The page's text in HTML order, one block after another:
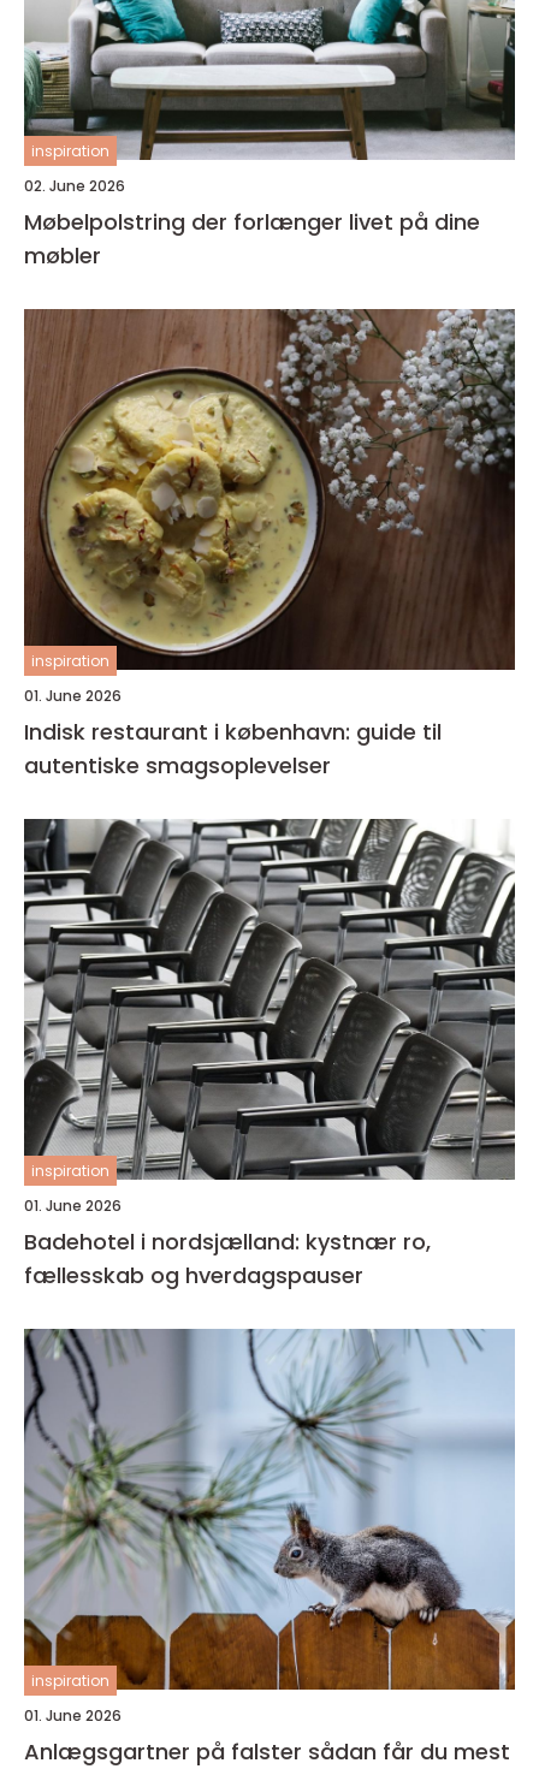
inspiration
02. June 2026
Møbelpolstring der forlænger livet på dine
møbler
inspiration
01. June 2026
Indisk restaurant i københavn: guide til
autentiske smagsoplevelser
inspiration
01. June 2026
Badehotel i nordsjælland: kystnær ro,
fællesskab og hverdagspauser
inspiration
01. June 2026
Anlægsgartner på falster sådan får du mest